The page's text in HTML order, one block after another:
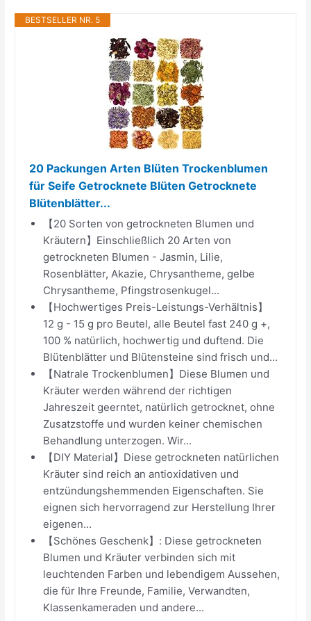
BESTSELLER NR. 5
20 Packungen Arten Blüten Trockenblumen
für Seife Getrocknete Blüten Getrocknete
Blütenblätter...
【20 Sorten von getrockneten Blumen und
Kräutern】Einschließlich 20 Arten von
getrockneten Blumen - Jasmin, Lilie,
Rosenblätter, Akazie, Chrysantheme, gelbe
Chrysantheme, Pfingstrosenkugel...
【Hochwertiges Preis-Leistungs-Verhältnis】
12 g - 15 g pro Beutel, alle Beutel fast 240 g +,
100 % natürlich, hochwertig und duftend. Die
Blütenblätter und Blütensteine sind frisch und...
【Natrale Trockenblumen】Diese Blumen und
Kräuter werden während der richtigen
Jahreszeit geerntet, natürlich getrocknet, ohne
Zusatzstoffe und wurden keiner chemischen
Behandlung unterzogen. Wir...
【DIY Material】Diese getrockneten natürlichen
Kräuter sind reich an antioxidativen und
entzündungshemmenden Eigenschaften. Sie
eignen sich hervorragend zur Herstellung Ihrer
eigenen...
【Schönes Geschenk】: Diese getrockneten
Blumen und Kräuter verbinden sich mit
leuchtenden Farben und lebendigem Aussehen,
die für Ihre Freunde, Familie, Verwandten,
Klassenkameraden und andere...